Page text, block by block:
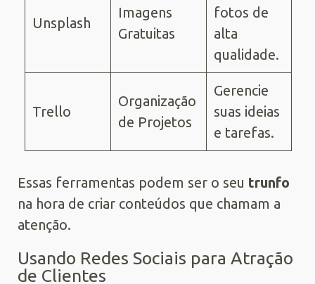
Unsplash
Imagens
Gratuitas
fotos de
alta
qualidade.
Trello
Organização
de Projetos
Gerencie
suas ideias
e tarefas.
Essas ferramentas podem ser o seu trunfo
na hora de criar conteúdos que chamam a
atenção.
Usando Redes Sociais para Atração
de Clientes